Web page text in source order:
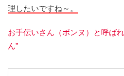
理したいですね～。
お手伝いさん（ボンヌ）と呼ば
ん”